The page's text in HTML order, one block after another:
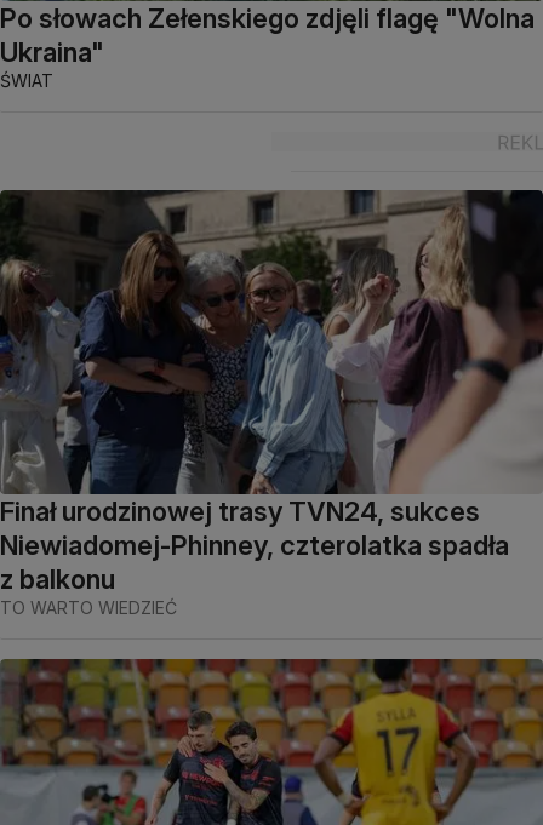
Po słowach Zełenskiego zdjęli flagę "Wolna
Ukraina"
ŚWIAT
Finał urodzinowej trasy TVN24, sukces
Niewiadomej-Phinney, czterolatka spadła
z balkonu
TO WARTO WIEDZIEĆ